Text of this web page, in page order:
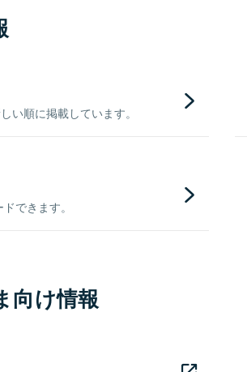
い順に掲載しています。
できます。
向け情報